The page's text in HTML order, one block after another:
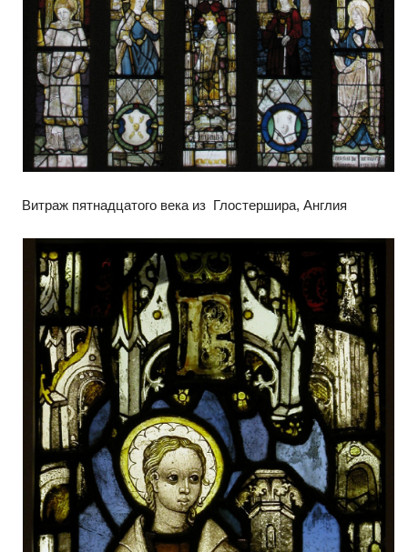
Витраж пятнадцатого века из Глостершира, Англия